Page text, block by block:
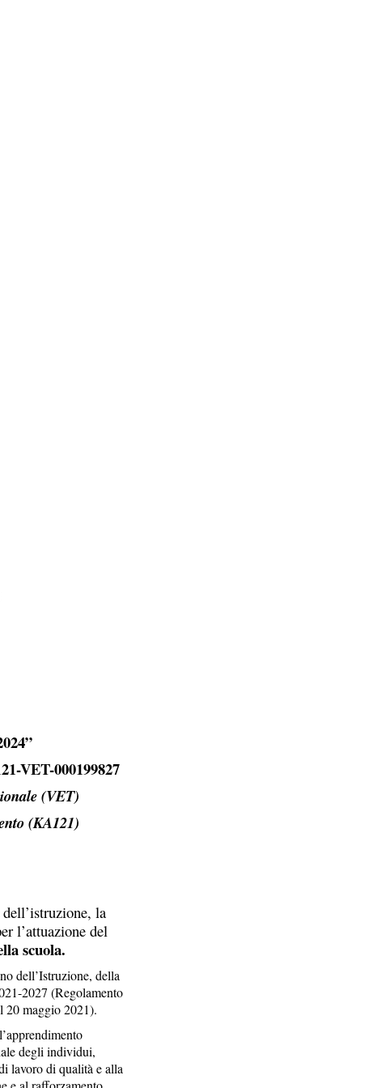
VET-000199827
(VET)
(KA121)
la
l’attuazione del
scuola.
dell’Istruzione, della
2027 (Regolamento
20 maggio 2021).
degli individui,
lavoro di qualità e alla